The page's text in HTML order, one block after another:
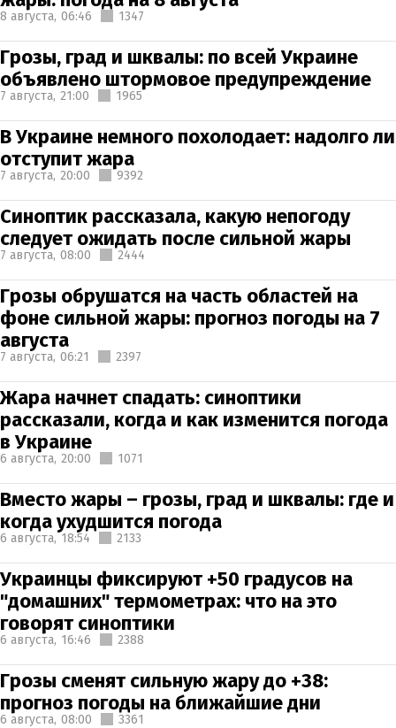
8 августа, 06:46 1347
Грозы, град и шквалы: по всей Украине
объявлено штормовое предупреждение
7 августа, 21:00 1965
В Украине немного похолодает: надолго ли
отступит жара
7 августа, 20:00 9392
Синоптик рассказала, какую непогоду
следует ожидать после сильной жары
7 августа, 08:00 2444
Грозы обрушатся на часть областей на
фоне сильной жары: прогноз погоды на 7
августа
7 августа, 06:21 2397
Жара начнет спадать: синоптики
рассказали, когда и как изменится погода
в Украине
6 августа, 20:00 1071
Вместо жары – грозы, град и шквалы: где и
когда ухудшится погода
6 августа, 18:54 2133
Украинцы фиксируют +50 градусов на
"домашних" термометрах: что на это
говорят синоптики
6 августа, 16:46 2388
Грозы сменят сильную жару до +38:
прогноз погоды на ближайшие дни
6 августа, 08:00 3361